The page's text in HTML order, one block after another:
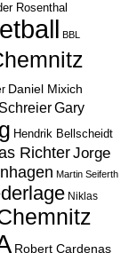
Rosenthal
BBL
Daniel Mixich
Gary
Hendrik Bellscheidt
RichterJorge
Martin Seiferth
Niklas
Robert Cardenas